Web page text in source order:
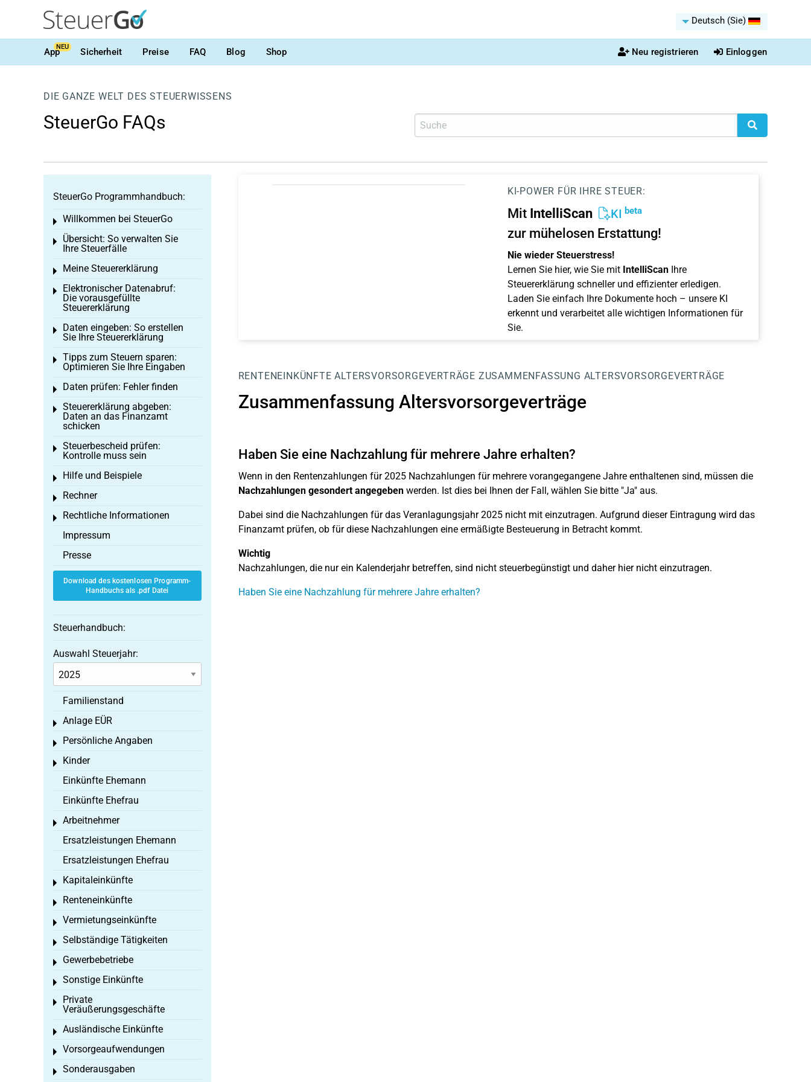
Deutsch (Sie)
AppNEU Sicherheit Preise FAQ Blog Shop Neu registrieren Einloggen
DIE GANZE WELT DES STEUERWISSENS
SteuerGo FAQs
KI-POWER FÜR IHRE STEUER:
Mit IntelliScan KI beta
zur mühelosen Erstattung!
Nie wieder Steuerstress!
Lernen Sie hier, wie Sie mit IntelliScanIhre
Steuererklärung schneller und effizienter erledigen.
Laden Sie einfach Ihre Dokumente hoch – unsere KI
erkennt und verarbeitet alle wichtigen Informationen für
Sie.
RENTENEINKÜNFTE ALTERSVORSORGEVERTRÄGE ZUSAMMENFASSUNG ALTERSVORSORGEVERTRÄGE
Zusammenfassung Altersvorsorgeverträge
Haben Sie eine Nachzahlung für mehrere Jahre erhalten?
Wenn in den Rentenzahlungen für 2025 Nachzahlungen für mehrere vorangegangene Jahre enthaltenen sind, müssen die
Nachzahlungen gesondert angegebenwerden. Ist dies bei Ihnen der Fall, wählen Sie bitte "Ja" aus.
Dabei sind die Nachzahlungen für das Veranlagungsjahr 2025 nicht mit einzutragen. Aufgrund dieser Eintragung wird das
Finanzamt prüfen, ob für diese Nachzahlungen eine ermäßigte Besteuerung in Betracht kommt.
Wichtig
Nachzahlungen, die nur ein Kalenderjahr betreffen, sind nicht steuerbegünstigt und daher hier nicht einzutragen.
Haben Sie eine Nachzahlung für mehrere Jahre erhalten?
SteuerGo Programmhandbuch:
Willkommen bei SteuerGo
Toggle menu
Übersicht: So verwalten Sie
Ihre Steuerfälle
Toggle menu
Meine Steuererklärung
Toggle menu
Elektronischer Datenabruf:
Die vorausgefüllte
Steuererklärung
Toggle menu
Daten eingeben: So erstellen
Sie Ihre Steuererklärung
Toggle menu
Tipps zum Steuern sparen:
Optimieren Sie Ihre Eingaben
Toggle menu
Daten prüfen: Fehler finden
Toggle menu
Steuererklärung abgeben:
Daten an das Finanzamt
schicken
Toggle menu
Steuerbescheid prüfen:
Kontrolle muss sein
Toggle menu
Hilfe und Beispiele
Toggle menu
Rechner
Toggle menu
Rechtliche Informationen
Toggle menu
Impressum
Presse
Download des kostenlosen Programm-
Handbuchs als .pdf Datei
Steuerhandbuch:
Auswahl Steuerjahr:
Familienstand
Anlage EÜR
Toggle menu
Persönliche Angaben
Toggle menu
Kinder
Toggle menu
Einkünfte Ehemann
Einkünfte Ehefrau
Arbeitnehmer
Toggle menu
Ersatzleistungen Ehemann
Ersatzleistungen Ehefrau
Kapitaleinkünfte
Toggle menu
Renteneinkünfte
Toggle menu
Vermietungseinkünfte
Toggle menu
Selbständige Tätigkeiten
Toggle menu
Gewerbebetriebe
Toggle menu
Sonstige Einkünfte
Toggle menu
Private
Veräußerungsgeschäfte
Toggle menu
Ausländische Einkünfte
Toggle menu
Vorsorgeaufwendungen
Toggle menu
Sonderausgaben
Toggle menu